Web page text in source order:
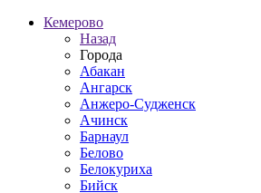
Кемерово
Назад
Города
Абакан
Ангарск
Анжеро-Судженск
Ачинск
Барнаул
Белово
Белокуриха
Бийск